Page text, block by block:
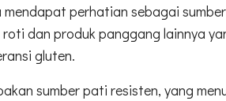
perhatian sebagai
dan produk panggang lainnya
gluten.
sumber pati resisten, yang